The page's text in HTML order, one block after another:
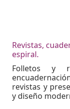
Revistas,
espiral.
Folletos y
revistas y
y diseño